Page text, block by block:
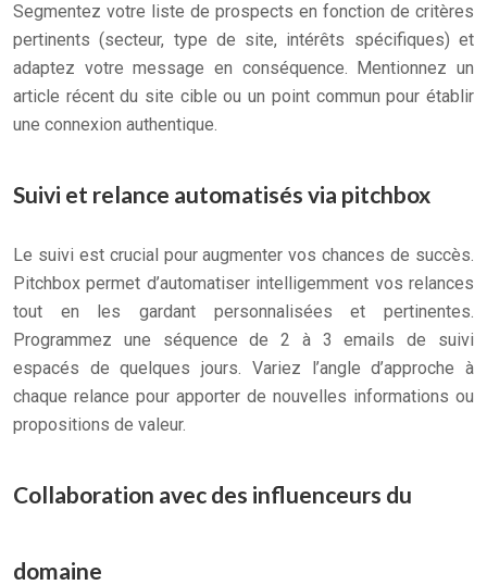
Segmentez votre liste de prospects en fonction de critères
pertinents (secteur, type de site, intérêts spécifiques) et
adaptez votre message en conséquence. Mentionnez un
article récent du site cible ou un point commun pour établir
une connexion authentique.
Suivi et relance automatisés via pitchbox
Le suivi est crucial pour augmenter vos chances de succès.
Pitchbox permet d’automatiser intelligemment vos relances
tout en les gardant personnalisées et pertinentes.
Programmez une séquence de 2 à 3 emails de suivi
espacés de quelques jours. Variez l’angle d’approche à
chaque relance pour apporter de nouvelles informations ou
propositions de valeur.
Collaboration avec des influenceurs du
domaine